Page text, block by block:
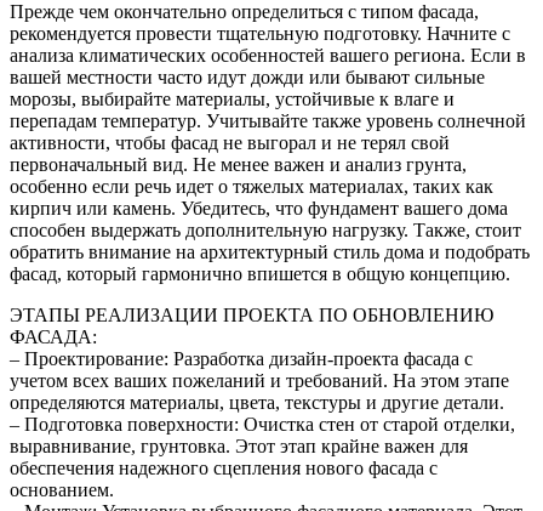
Прежде чем окончательно определиться с типом фасада,
рекомендуется провести тщательную подготовку. Начните с
анализа климатических особенностей вашего региона. Если в
вашей местности часто идут дожди или бывают сильные
морозы, выбирайте материалы, устойчивые к влаге и
перепадам температур. Учитывайте также уровень солнечной
активности, чтобы фасад не выгорал и не терял свой
первоначальный вид. Не менее важен и анализ грунта,
особенно если речь идет о тяжелых материалах, таких как
кирпич или камень. Убедитесь, что фундамент вашего дома
способен выдержать дополнительную нагрузку. Также, стоит
обратить внимание на архитектурный стиль дома и подобрать
фасад, который гармонично впишется в общую концепцию.
ЭТАПЫ РЕАЛИЗАЦИИ ПРОЕКТА ПО ОБНОВЛЕНИЮ
ФАСАДА:
– Проектирование: Разработка дизайн-проекта фасада с
учетом всех ваших пожеланий и требований. На этом этапе
определяются материалы, цвета, текстуры и другие детали.
– Подготовка поверхности: Очистка стен от старой отделки,
выравнивание, грунтовка. Этот этап крайне важен для
обеспечения надежного сцепления нового фасада с
основанием.